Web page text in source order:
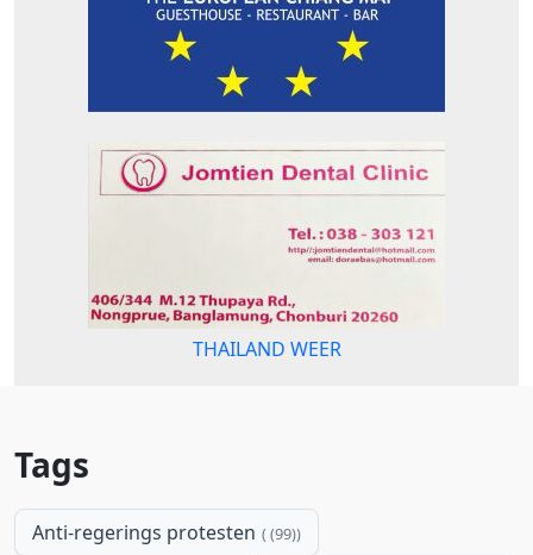
THAILAND WEER
Tags
Anti-regerings protesten (99)